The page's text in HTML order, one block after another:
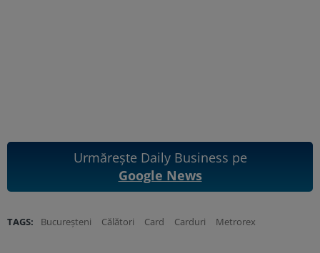
Urmărește Daily Business pe
Google News
TAGS: Bucureșteni Călători Card Carduri Metrorex